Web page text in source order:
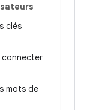
clés
connecter
mots de